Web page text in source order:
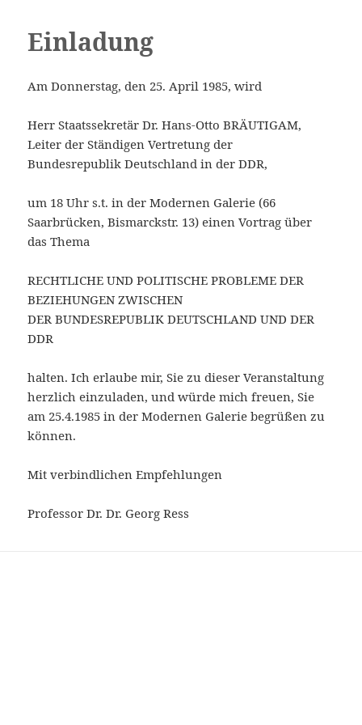
Einladung
Am Donnerstag, den 25. April 1985, wird
Herr Staatssekretär Dr. Hans-Otto BRÄUTIGAM,
Leiter der Ständigen Vertretung der
Bundesrepublik Deutschland in der DDR,
um 18 Uhr s.t. in der Modernen Galerie (66
Saarbrücken, Bismarckstr. 13) einen Vortrag über
das Thema
RECHTLICHE UND POLITISCHE PROBLEME DER
BEZIEHUNGEN ZWISCHEN
DER BUNDESREPUBLIK DEUTSCHLAND UND DER
DDR
halten. Ich erlaube mir, Sie zu dieser Veranstaltung
herzlich einzuladen, und würde mich freuen, Sie
am 25.4.1985 in der Modernen Galerie begrüßen zu
können.
Mit verbindlichen Empfehlungen
Professor Dr. Dr. Georg Ress